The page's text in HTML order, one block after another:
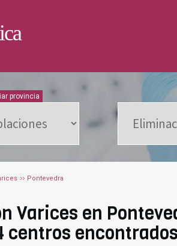
provincia
Pontevedra
Varices en
centros